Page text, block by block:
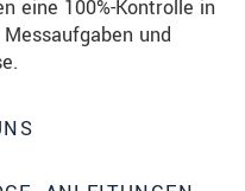
eine 100%-Kontrolle in
und
Mail über